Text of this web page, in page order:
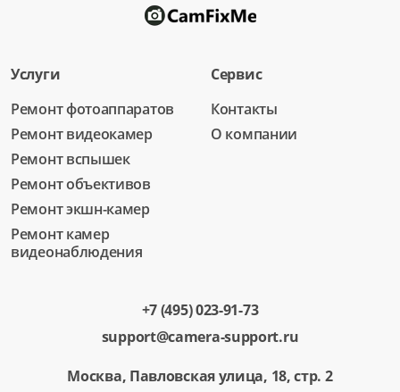
Услуги
Ремонт фотоаппаратов
Ремонт видеокамер
Ремонт вспышек
Ремонт объективов
Ремонт экшн-камер
Ремонт камер
видеонаблюдения
Сервис
Контакты
О компании
+7 (495) 023-91-73
support@camera-support.ru
Москва, Павловская улица, 18, стр. 2